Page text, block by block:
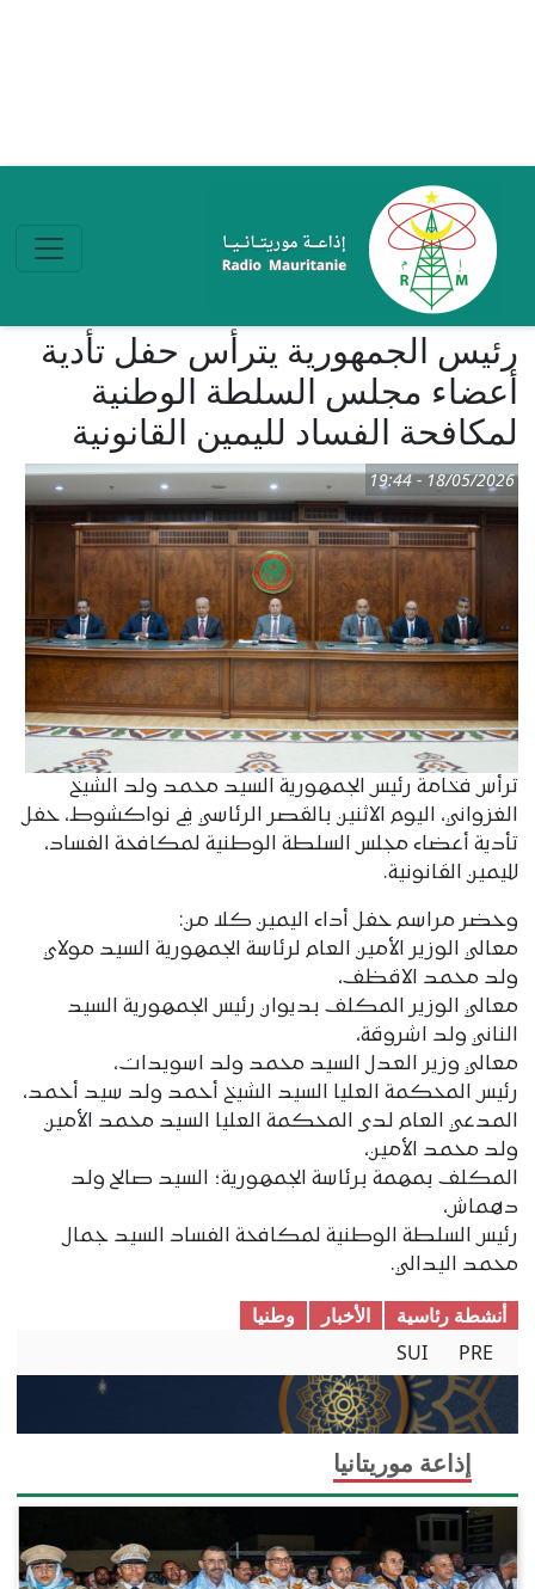
رئيس الجمهورية يترأس حفل تأدية
أعضاء مجلس السلطة الوطنية
لمكافحة الفساد لليمين القانونية
18/05/2026 - 19:44
ترأس فخامة رئيس الجمهورية السيد محمد ولد الشيخ
الغزواني، اليوم الاثنين بالقصر الرئاسي في نواكشوط، حفل
تأدية أعضاء مجلس السلطة الوطنية لمكافحة الفساد،
لليمين القانونية.
وحضر مراسم حفل أداء اليمين كلا من:
معالي الوزير الأمين العام لرئاسة الجمهورية السيد مولاي
ولد محمد الاقظف،
معالي الوزير المكلف بديوان رئيس الجمهورية السيد
الناني ولد اشروقة،
معالي وزير العدل السيد محمد ولد اسويدات،
رئيس المحكمة العليا السيد الشيخ أحمد ولد سيد أحمد،
المدعي العام لدى المحكمة العليا السيد محمد الأمين
ولد محمد الأمين،
المكلف بمهمة برئاسة الجمهورية؛ السيد صالح ولد
دهماش،
رئيس السلطة الوطنية لمكافحة الفساد السيد جمال
محمد اليدالي.
أنشطة رئاسية الأخبار
وطنیا
PRE
SUI
إذاعة موريتانيا